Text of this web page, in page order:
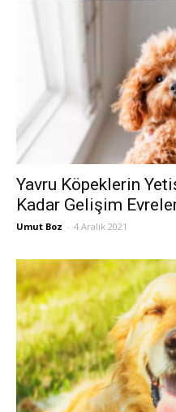
Yavru Köpeklerin
Kadar Gelişim
Umut Boz - 4 Aralık 2021